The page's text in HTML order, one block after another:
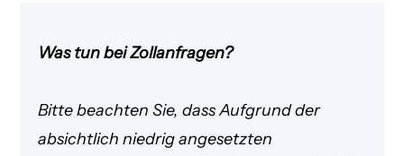
Was tun bei Zollanfragen?
Bitte beachten Sie, dass Aufgrund der
absichtlich niedrig angesetzten